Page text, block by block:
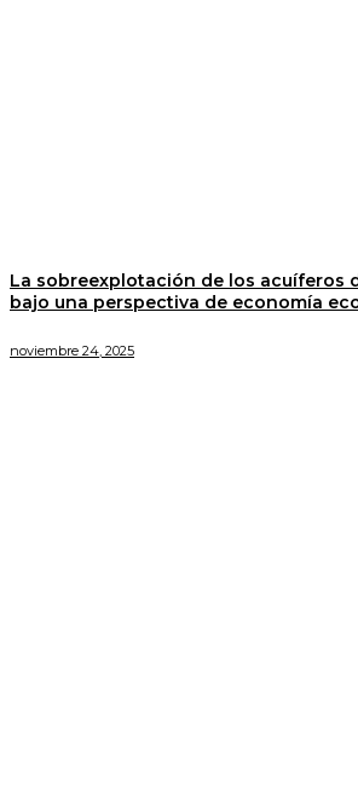
La sobreexplotación de los acuíferos
bajo una perspectiva de economía
noviembre 24, 2025